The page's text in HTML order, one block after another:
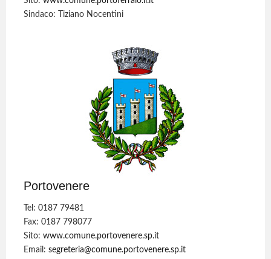
Sindaco: Tiziano Nocentini
Portovenere
Tel: 0187 79481
Fax: 0187 798077
Sito:www.comune.portovenere.sp.it
Email:segreteria@comune.portovenere.sp.it